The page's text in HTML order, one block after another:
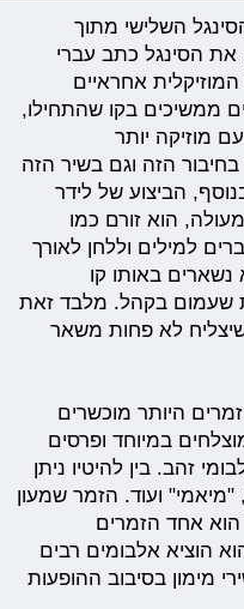
השלישי מתוך
הסינגל כתב עברי
אחראיים
ממשיכים בקו שהתחילו,
מוזיקה יותר
הזה וגם בשיר הזה
הביצוע של לידר
הוא זורם כמו
למילים וללחן לאורך
נשארים באותו קו
שעמום בקהל. מלבד זאת
לא פחות משאר
היותר מוכשרים
במיוחד ופרסים
זהב. בין להיטיו ניתן
ועוד. הזמר שמעון
אחד הזמרים
הוציא אלבומים רבים
מימון בסיבוב ההופעות